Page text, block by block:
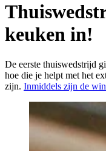
keuken in!
De eerste thuiswedstrijd
hoe die je helpt met het
zijn. Inmiddels zijn de